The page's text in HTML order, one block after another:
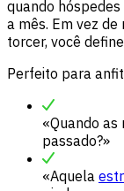
quando
a mês. Em vez
torcer, você
Perfeito para
«Quando
passado?»
«Aquela